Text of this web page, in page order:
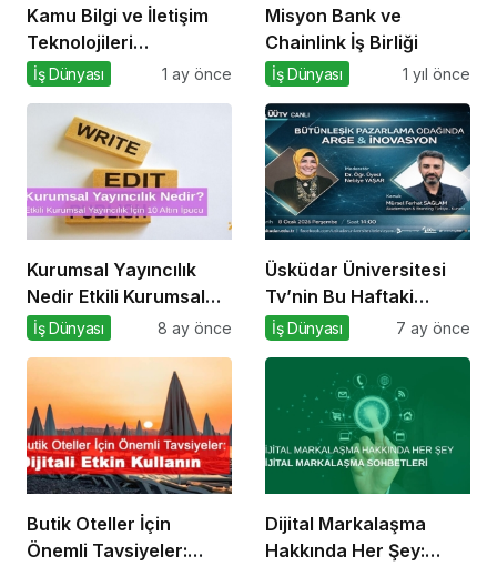
Kamu Bilgi ve İletişim
Teknolojileri
Konferansı 2026 İçin
İş Dünyası 1 ay önce
Misyon Bank ve
Chainlink İş Birliği
İş Dünyası 1 yıl önce
Kurumsal Yayıncılık
Nedir Etkili Kurumsal
Yayıncılık İçin 10 Altın
İş Dünyası 8 ay önce
Üsküdar Üniversitesi
Tv’nin Bu Haftaki
Konuğu Mürsel Ferhat
İş Dünyası 7 ay önce
Butik Oteller İçin
Önemli Tavsiyeler:
Dijital Markalaşma
Hakkında Her Şey: